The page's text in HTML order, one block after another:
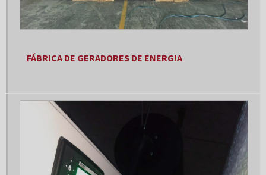
Empresa de geradores
Empresa de geradores de energia
Empresa de painel elétrico
Empresa especializada em grupo geradores
Empresa grupo geradores
FÁBRICA DE GERADORES DE ENERGIA